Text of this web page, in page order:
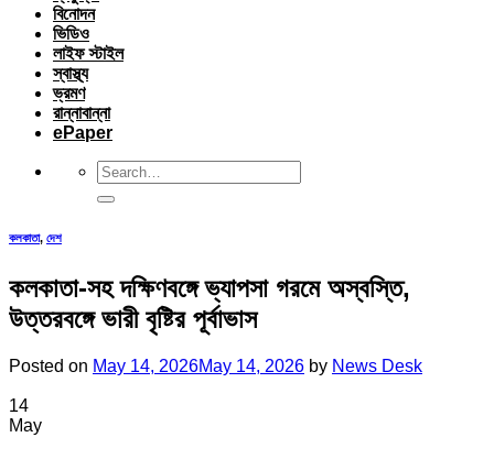
বিনোদন
ভিডিও
লাইফ স্টাইল
স্বাস্থ্য
ভ্রমণ
রান্নাবান্না
ePaper
কলকাতা, দেশ
কলকাতা-সহ দক্ষিণবঙ্গে ভ্যাপসা গরমে অস্বস্তি,
উত্তরবঙ্গে ভারী বৃষ্টির পূর্বাভাস
Posted on May 14, 2026May 14, 2026 by News Desk
14
May